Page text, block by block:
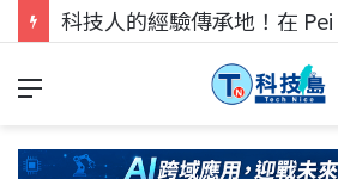
科技人找工作，就到TECH+